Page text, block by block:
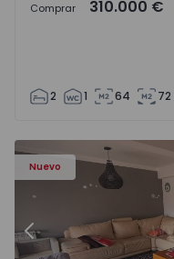
Comprar 310.000 €
2 1 64 72
Nuevo
- 11
Apartamento T3
Anterior